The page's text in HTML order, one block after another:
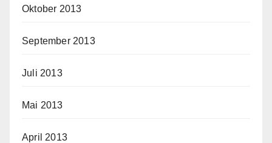
Oktober 2013
September 2013
Juli 2013
Mai 2013
April 2013